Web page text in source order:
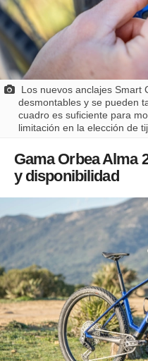
Los nuevos anclajes Smart
desmontables y se pueden
cuadro es suficiente para
limitación en la elección de
Gama Orbea Alma
y disponibilidad